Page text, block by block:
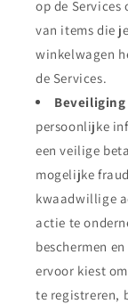
op de Services
van items die
winkelwagen
de Services.
persoonlijke
een veilige
mogelijke
kwaadwillige
actie te
beschermen
ervoor kiest
te registreren,